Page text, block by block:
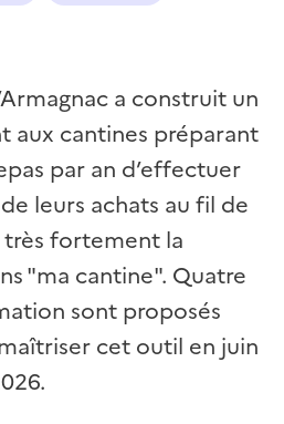
a construit un
aux cantines préparant
par an d’effectuer
leurs achats au fil de
très fortement la
"ma cantine". Quatre
sont proposés
cet outil en juin